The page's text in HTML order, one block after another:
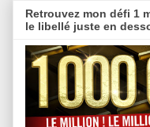
Retrouvez mon défi 1
le libellé juste en